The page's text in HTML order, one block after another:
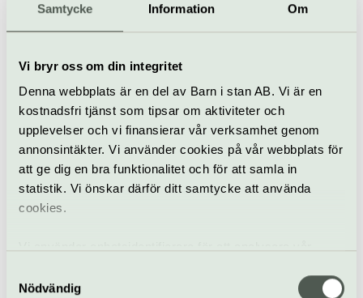
Samtycke Information Om
Vi bryr oss om din integritet
Denna webbplats är en del av Barn i stan AB. Vi är en
kostnadsfri tjänst som tipsar om aktiviteter och
upplevelser och vi finansierar vår verksamhet genom
annonsintäkter. Vi använder cookies på vår webbplats för
att ge dig en bra funktionalitet och för att samla in
statistik. Vi önskar därför ditt samtycke att använda
cookies.
samt tillhandahålla funktioner för sociala medier. Vi
Nödvändig
Klassiskt Konsert Konserthuset Stockholm
Klassiskt Konsert
Stylus Phantasticus
11 oktober
Konserthuset Stockholm
Konsert Opera
Romanser till